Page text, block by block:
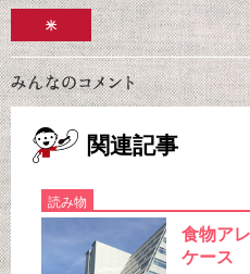
米
関連記事
読み物
食物ア
ケース